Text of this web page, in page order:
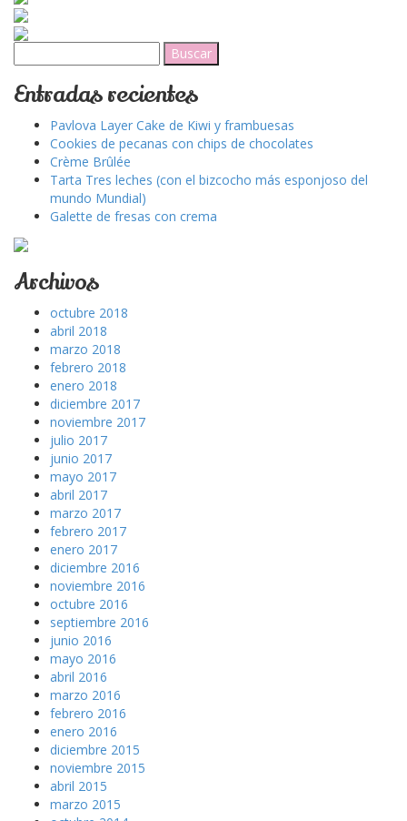
Entradas recientes
Pavlova Layer Cake de Kiwi y frambuesas
Cookies de pecanas con chips de chocolates
Crème Brûlée
Tarta Tres leches (con el bizcocho más esponjoso del
mundo Mundial)
Galette de fresas con crema
Archivos
octubre 2018
abril 2018
marzo 2018
febrero 2018
enero 2018
diciembre 2017
noviembre 2017
julio 2017
junio 2017
mayo 2017
abril 2017
marzo 2017
febrero 2017
enero 2017
diciembre 2016
noviembre 2016
octubre 2016
septiembre 2016
junio 2016
mayo 2016
abril 2016
marzo 2016
febrero 2016
enero 2016
diciembre 2015
noviembre 2015
abril 2015
marzo 2015